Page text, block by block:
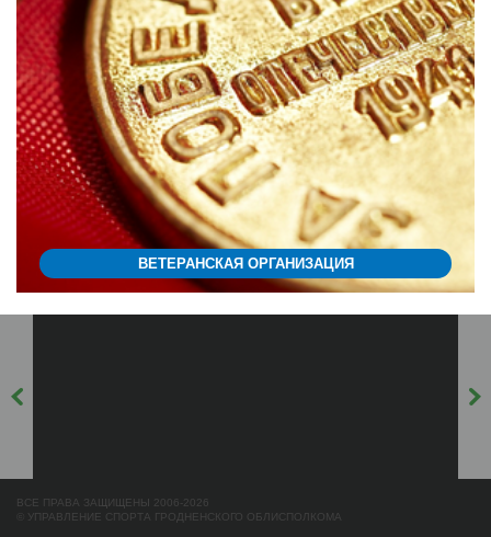
ВЕТЕРАНСКАЯ ОРГАНИЗАЦИЯ
ВСЕ ПРАВА ЗАЩИЩЕНЫ 2006-2026
© УПРАВЛЕНИЕ СПОРТА ГРОДНЕНСКОГО ОБЛИСПОЛКОМА